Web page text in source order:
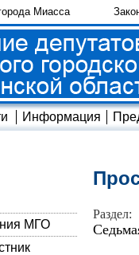
Миасса
Информация
МГО
Раздел: